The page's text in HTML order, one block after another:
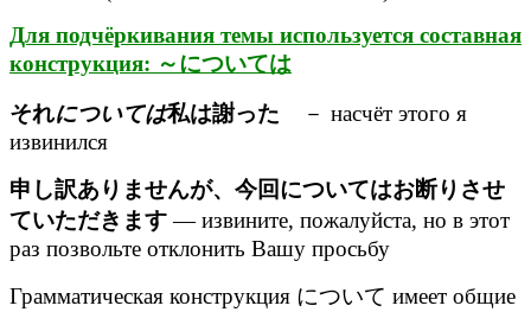
Для подчёркивания темы используется составная
конструкция: ～については
それについては私は謝った － насчёт этого я
извинился
申し訳ありませんが、今回についてはお断りさせ
ていただきます— извините, пожалуйста, но в этот
раз позвольте отклонить Вашу просьбу
Грамматическая конструкция について имеет общие